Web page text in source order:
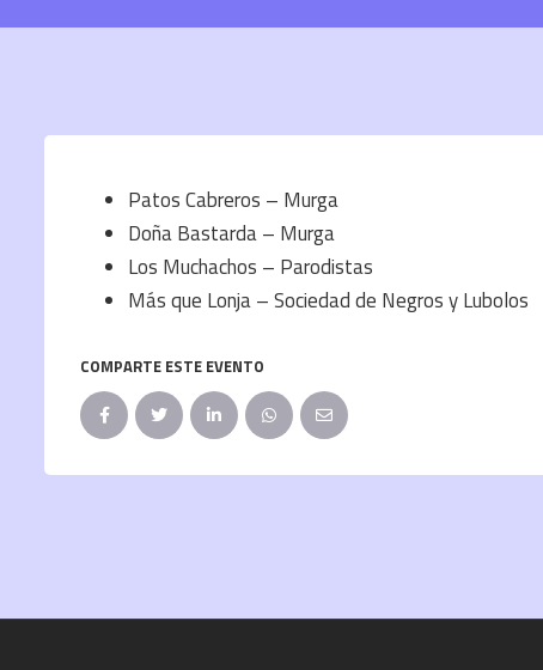
Patos Cabreros – Murga
Doña Bastarda – Murga
Los Muchachos – Parodistas
Más que Lonja – Sociedad de Negros y Lubolos
COMPARTE ESTE EVENTO